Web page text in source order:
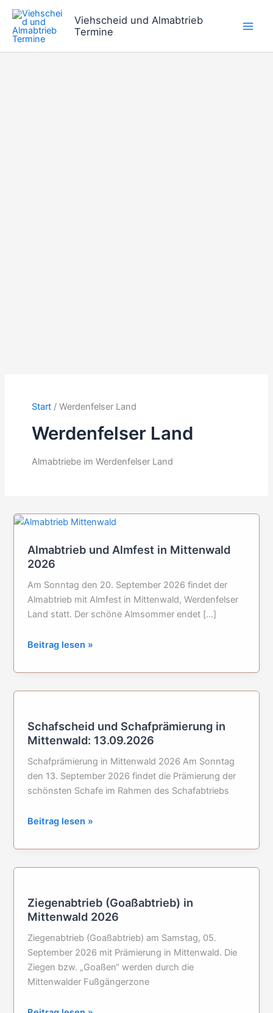
Zum
Inhalt
springen
Viehscheid und Almabtrieb
Termine
Start Werdenfelser Land
Werdenfelser Land
Almabtriebe im Werdenfelser Land
Almabtrieb und Almfest in Mittenwald
2026
Am Sonntag den 20. September 2026 findet der
Almabtrieb mit Almfest in Mittenwald, Werdenfelser
Land statt. Der schöne Almsommer endet […]
Almabtrieb
Almfest
Beitrag lesen »
Schafscheid und Schafprämierung in
Mittenwald: 13.09.2026
Schafprämierung in Mittenwald 2026 Am Sonntag
den 13. September 2026 findet die Prämierung der
schönsten Schafe im Rahmen des Schafabtriebs
Schafscheid
Schafprämierung
in
Beitrag lesen »
Ziegenabtrieb (Goaßabtrieb) in
Mittenwald 2026
Ziegenabtrieb (Goaßabtrieb) am Samstag, 05.
September 2026 mit Prämierung in Mittenwald. Die
Ziegen bzw. „Goaßen“ werden durch die
Mittenwalder Fußgängerzone